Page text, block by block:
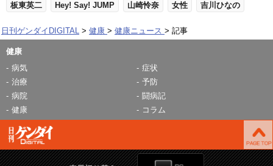
板東英二 Hey! Say! JUMP 山崎怜奈 女性 吉川ひなの
日刊ゲンダイDIGITAL 健康 健康ニュース 記事
健康
病気
症状
治療
予防
病院
闘病記
健康
コラム